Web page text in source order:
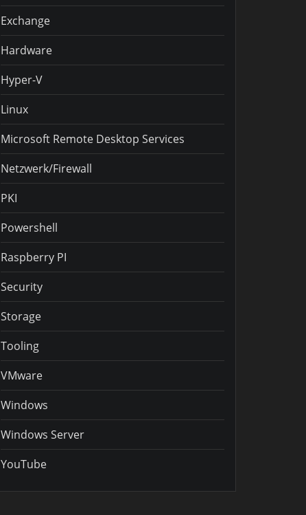
Exchange
Hardware
Hyper-V
Linux
Microsoft Remote Desktop Services
Netzwerk/Firewall
PKI
Powershell
Raspberry PI
Security
Storage
Tooling
VMware
Windows
Windows Server
YouTube